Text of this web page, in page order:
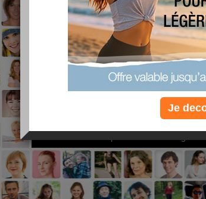
PLUS
EFFICACE
Non, je préfère
Je